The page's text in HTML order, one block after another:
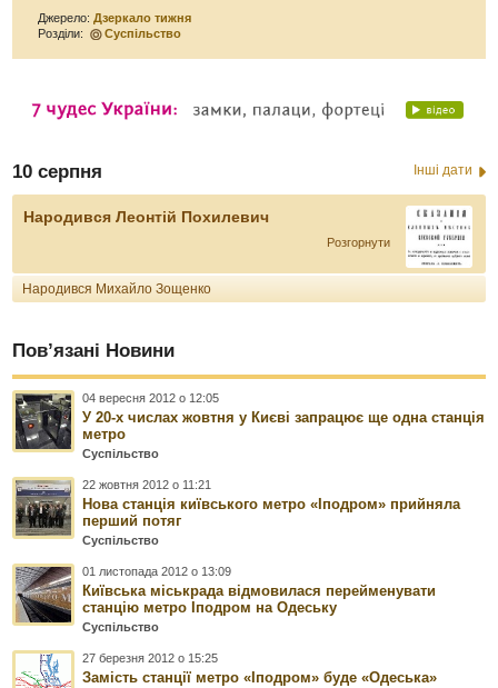
Джерело:Дзеркало тижня
Розділи:
Суспільство
10 серпня Інші дати
Народився Леонтій Похилевич
Розгорнути
Народився Михайло Зощенко
Пов’язані Новини
04 вересня 2012 о 12:05
У 20-х числах жовтня у Києві запрацює ще одна станція
метро
Суспільство
22 жовтня 2012 о 11:21
Нова станція київського метро «Іподром» прийняла
перший потяг
Суспільство
01 листопада 2012 о 13:09
Київська міськрада відмовилася перейменувати
станцію метро Іподром на Одеську
Суспільство
27 березня 2012 о 15:25
Замість станції метро «Іподром» буде «Одеська»